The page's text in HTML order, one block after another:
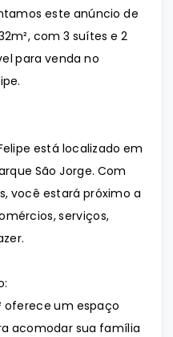
este anúncio de
com 3 suítes e 2
para venda no
está localizado em
São Jorge. Com
você estará próximo a
serviços,
oferece um espaço
acomodar sua família